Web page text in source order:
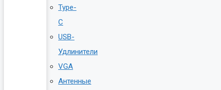
Type-
C
USB-
Удлинители
VGA
Антенные